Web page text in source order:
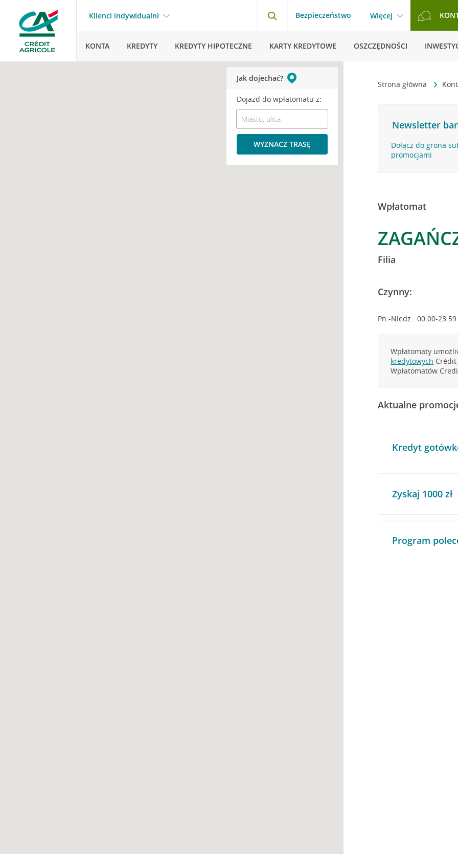
Klienci indywidualni Bezpieczeństwo Więcej
KONTA KREDYTY KREDYTY HIPOTECZNE KARTY KREDYTOWE OSZCZĘDNOŚCI
Strona główna
Newsletter
Dołącz do grona
promocjami
Wpłatomat
Filia
Czynny:
Pn.-Niedz.: 00:00-23:59
Wpłatomaty
kredytowych
Wpłatomatów
Aktualne
Kredyt
Zyskaj 1000 zł
Program
Jak dojechać?
Dojazd do wpłatomatu z:
WYZNACZ TRASĘ